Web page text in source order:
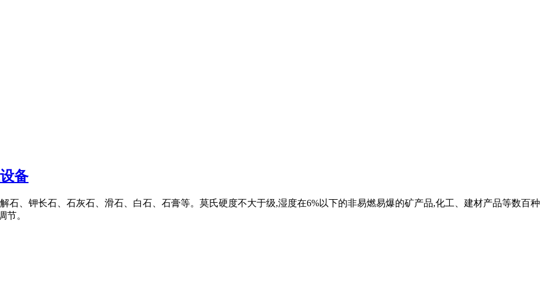
备
石、钾长石、石灰石、滑石、白石、石膏等。莫氏硬度不大于级,湿度在6%以下的非易燃易爆的矿产品,化工、建材产品等数百种
节。